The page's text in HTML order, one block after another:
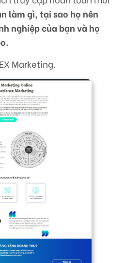
làm gì, tại sao họ nên
nghiệp của bạn và họ
Marketing.